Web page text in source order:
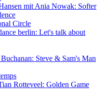
mit Ania Nowak: Softer
Circle
berlin: Let's talk about
Steve & Sam's Man
Rotteveel: Golden Game